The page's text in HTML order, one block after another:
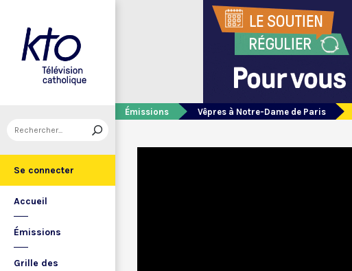
Se connecter
Accueil
Émissions
Grille des
Émissions Vêpres à Notre-Dame de Paris